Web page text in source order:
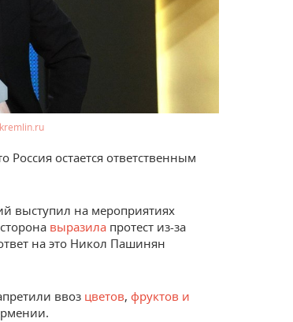
Россия остается ответственным
выступил на мероприятиях
выразила протест из-за
на это Никол Пашинян
ввоз цветов, фруктов и